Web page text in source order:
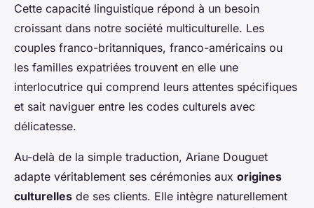
Cette capacité linguistique répond à un besoin
croissant dans notre société multiculturelle. Les
couples franco-britanniques, franco-américains ou
les familles expatriées trouvent en elle une
interlocutrice qui comprend leurs attentes spécifiques
et sait naviguer entre les codes culturels avec
délicatesse.
Au-delà de la simple traduction, Ariane Douguet
adapte véritablement ses cérémonies aux origines
culturelles de ses clients. Elle intègre naturellement